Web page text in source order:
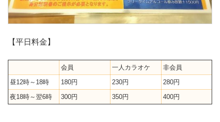
【平日料金】
会員 一人カラオケ
非会員
昼12時～18時
180円 230円
280円
夜18時～翌6時
300円 350円 400円